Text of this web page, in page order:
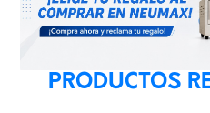
PRODUCTOS